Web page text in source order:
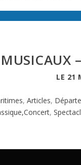
LE 21
,Articles,
,